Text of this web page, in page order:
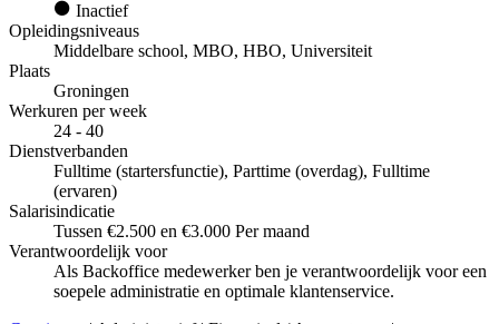
Inactief
Opleidingsniveaus
Middelbare school, MBO, HBO, Universiteit
Plaats
Groningen
Werkuren per week
24 - 40
Dienstverbanden
Fulltime (startersfunctie), Parttime (overdag), Fulltime
(ervaren)
Salarisindicatie
Tussen €2.500 en €3.000 Per maand
Verantwoordelijk voor
Als Backoffice medewerker ben je verantwoordelijk voor een
soepele administratie en optimale klantenservice.